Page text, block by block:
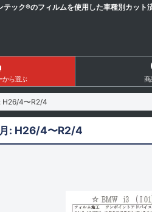
テック®のフィルムを使用した車種別カット
から選ぶ 商
H26/4〜R2/4
: H26/4〜R2/4